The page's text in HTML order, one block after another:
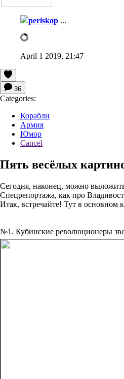
periskop ...
April 1 2019, 21:47
36
Categories:
Корабли
Армия
Юмор
Cancel
Пять весёлых
Сегодня, наконец, можно
Спецрепортажа, как про
Итак, встречайте! Тут в основном
№1. Кубинские революционеры